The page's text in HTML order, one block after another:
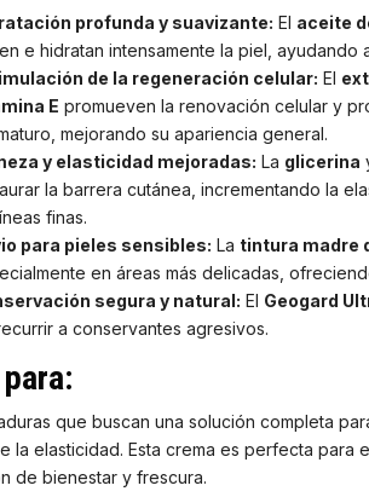
profunda y suavizante: El aceite
e hidratan intensamente la piel, ayudando
de la regeneración celular: El
E promueven la renovación celular y
mejorando su apariencia general.
y elasticidad mejoradas: La glicerina
la barrera cutánea, incrementando la
finas.
para pieles sensibles: La tintura madre
en áreas más delicadas,
segura y natural: El Geogard
a conservantes agresivos.
que buscan una solución completa
la elasticidad. Esta crema es perfecta para
de bienestar y frescura.